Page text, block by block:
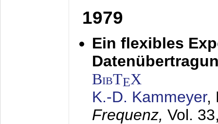
1979
Ein flexibles
BibTEX
K.-D. Kammeyer,
Frequenz, Vol.